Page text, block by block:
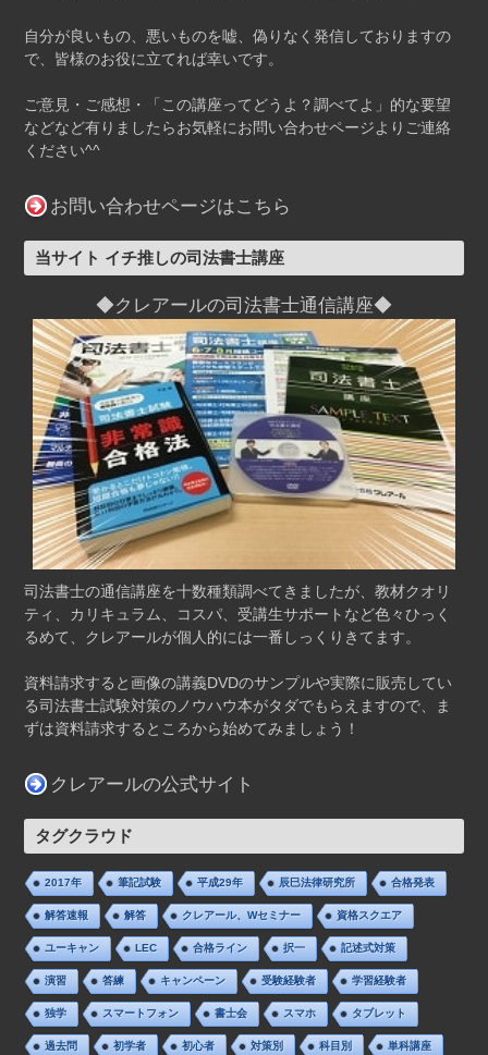
自分が良いもの、悪いものを嘘、偽りなく発信しておりますの
で、皆様のお役に立てれば幸いです。
ご意見・ご感想・「この講座ってどうよ？調べてよ」的な要望
などなど有りましたらお気軽にお問い合わせページよりご連絡
ください^^
お問い合わせページはこちら
当サイト イチ推しの司法書士講座
◆クレアールの司法書士通信講座◆
司法書士の通信講座を十数種類調べてきましたが、教材クオリ
ティ、カリキュラム、コスパ、受講生サポートなど色々ひっく
るめて、クレアールが個人的には一番しっくりきてます。
資料請求すると画像の講義DVDのサンプルや実際に販売してい
る司法書士試験対策のノウハウ本がタダでもらえますので、ま
ずは資料請求するところから始めてみましょう！
クレアールの公式サイト
タグクラウド
2017年 筆記試験 平成29年 辰巳法律研究所 合格発表
解答速報 解答 クレアール、Wセミナー 資格スクエア
ユーキャン LEC 合格ライン 択一 記述式対策
演習 答練 キャンペーン 受験経験者 学習経験者
独学 スマートフォン 書士会 スマホ タブレット
過去問 初学者 初心者 対策別 科目別 単科講座